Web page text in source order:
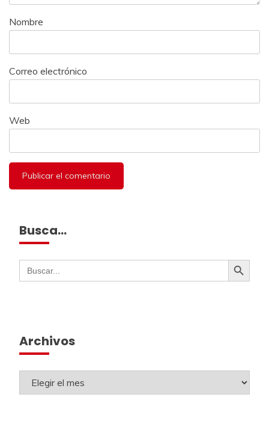
Nombre
Correo electrónico
Web
Busca…
Buscar: Botón de búsqueda
Archivos